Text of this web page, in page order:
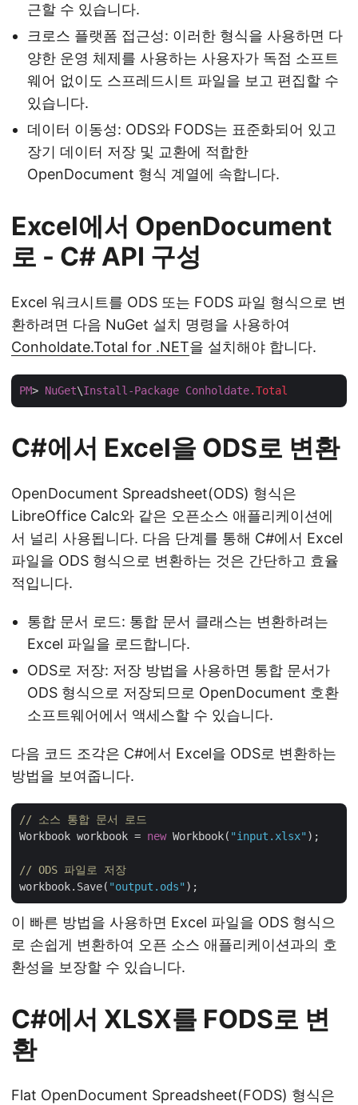
근할 수 있습니다.
크로스 플랫폼 접근성: 이러한 형식을 사용하면 다
양한 운영 체제를 사용하는 사용자가 독점 소프트
웨어 없이도 스프레드시트 파일을 보고 편집할 수
있습니다.
데이터 이동성: ODS와 FODS는 표준화되어 있고
장기 데이터 저장 및 교환에 적합한
OpenDocument 형식 계열에 속합니다.
Excel에서 OpenDocument
로 - C# API 구성
Excel 워크시트를 ODS 또는 FODS 파일 형식으로 변
환하려면 다음 NuGet 설치 명령을 사용하여
Conholdate.Total for .NET을 설치해야 합니다.
PM> NuGet\Install-Package Conholdate.Total
C#에서 Excel을 ODS로 변환
OpenDocument Spreadsheet(ODS) 형식은
LibreOffice Calc와 같은 오픈소스 애플리케이션에
서 널리 사용됩니다. 다음 단계를 통해 C#에서 Excel
파일을 ODS 형식으로 변환하는 것은 간단하고 효율
적입니다.
통합 문서 로드: 통합 문서 클래스는 변환하려는
Excel 파일을 로드합니다.
ODS로 저장: 저장 방법을 사용하면 통합 문서가
ODS 형식으로 저장되므로 OpenDocument 호환
소프트웨어에서 액세스할 수 있습니다.
다음 코드 조각은 C#에서 Excel을 ODS로 변환하는
방법을 보여줍니다.
// 소스 통합 문서 로드
Workbook workbook = new Workbook( "input.xlsx" );
// ODS 파일로 저장
workbook.Save( "output.ods"
이 빠른 방법을 사용하면 Excel 파일을 ODS 형식으
로 손쉽게 변환하여 오픈 소스 애플리케이션과의 호
환성을 보장할 수 있습니다.
C#에서 XLSX를 FODS로 변
환
Flat OpenDocument Spreadsheet(FODS) 형식은